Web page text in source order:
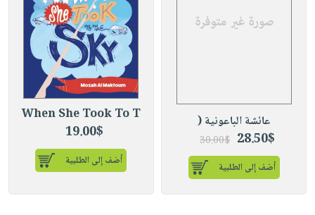
عائشة الباعونية (
28.50$
30.00$
أضف إلى الطلبية
When She Took To T
19.00$
أضف إلى الطلبية